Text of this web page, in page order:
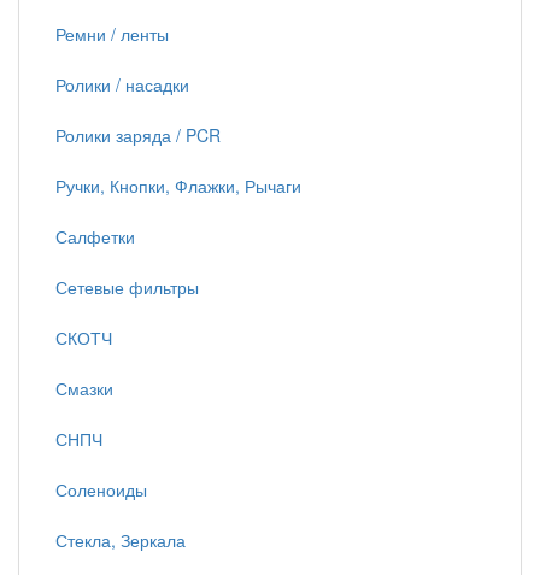
Ремни / ленты
Ролики / насадки
Ролики заряда / PCR
Ручки, Кнопки, Флажки, Рычаги
Салфетки
Сетевые фильтры
СКОТЧ
Смазки
СНПЧ
Соленоиды
Стекла, Зеркала